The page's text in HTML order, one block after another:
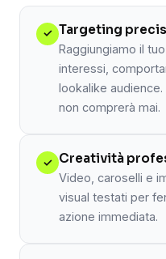
✓ Targeting
Raggiungiamo il
interessi,
lookalike
non comprerà mai.
✓ Creatività
Video, caroselli e
visual testati per
azione immediata.